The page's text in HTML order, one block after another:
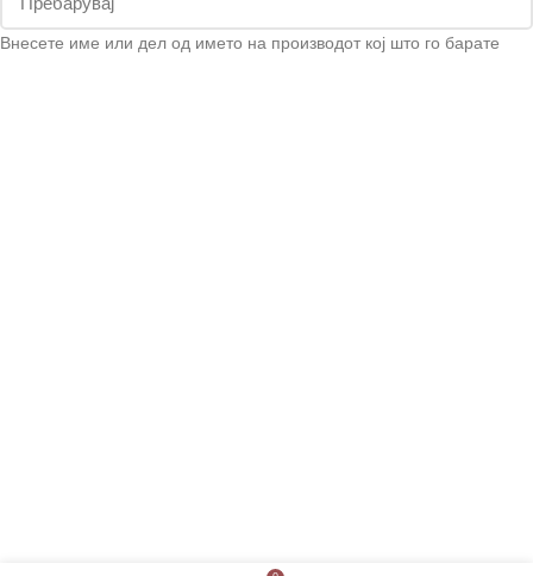
Внесете име или дел од името на производот кој што го барате